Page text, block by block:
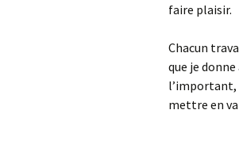
faire plaisir.
Chacun
que je
l’important,
mettre en